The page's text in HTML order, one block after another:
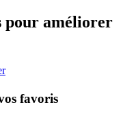
pour améliorer
favoris